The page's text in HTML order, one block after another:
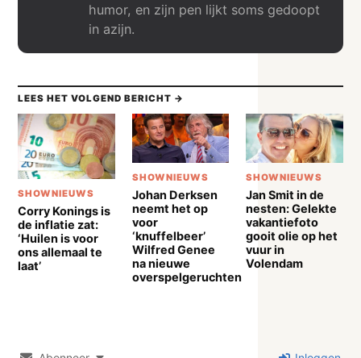
humor, en zijn pen lijkt soms gedoopt
in azijn.
LEES HET VOLGEND BERICHT →
SHOWNIEUWS
Corry Konings is
de inflatie zat:
‘Huilen is voor
ons allemaal te
laat’
SHOWNIEUWS
Johan Derksen
neemt het op
voor
‘knuffelbeer’
Wilfred Genee
na nieuwe
overspelgeruchten
SHOWNIEUWS
Jan Smit in de
nesten: Gelekte
vakantiefoto
gooit olie op het
vuur in
Volendam